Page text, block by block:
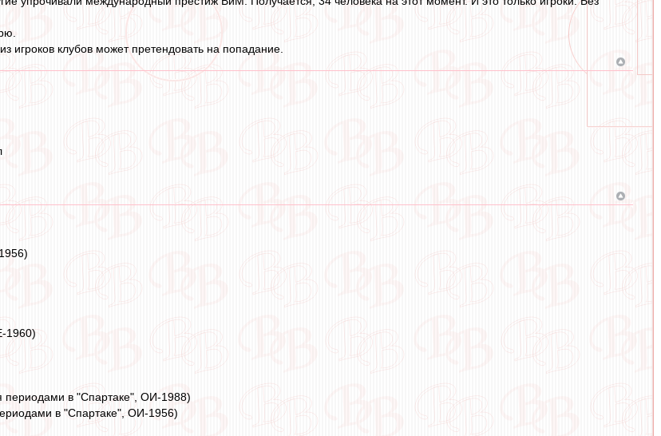
игроков клубов может претендовать на попадание.
1960)
периодами в "Спартаке", ОИ-1988)
в "Спартаке", ОИ-1956)